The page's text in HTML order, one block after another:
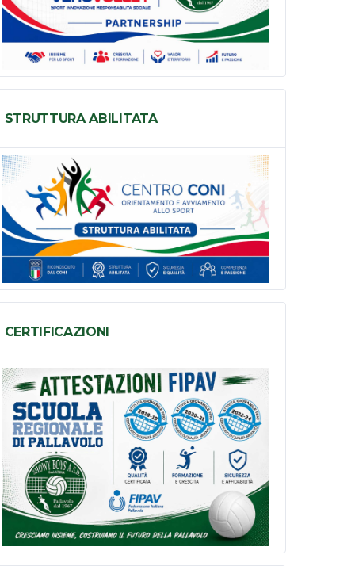
STRUTTURA ABILITATA
CERTIFICAZIONI